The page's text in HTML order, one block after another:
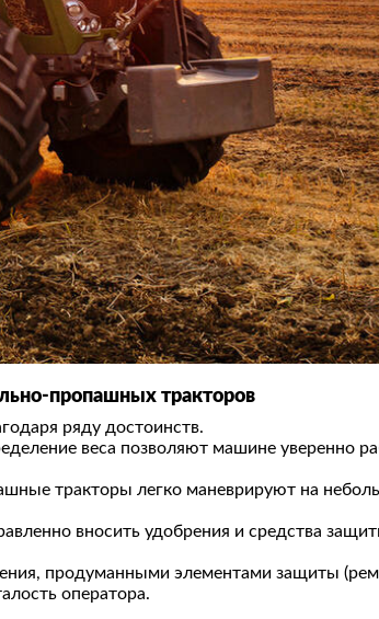
пропашных тракторов
ряду достоинств.
веса позволяют машине уверенно
тракторы легко маневрируют на
вносить удобрения и средства
продуманными элементами защиты
оператора.